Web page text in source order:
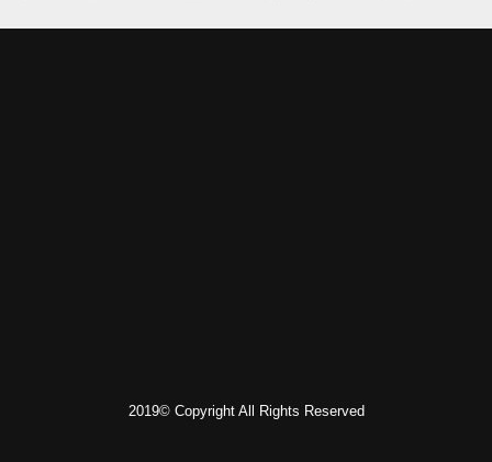
2019© Copyright All Rights Reserved